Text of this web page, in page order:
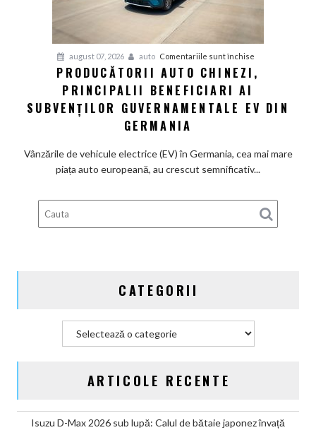
și
100%
august 07, 2026 auto Comentariile sunt închise
chinezi,
din
Germania
PRODUCĂTORII AUTO CHINEZI,
PRINCIPALII BENEFICIARI AI
SUBVENȚILOR GUVERNAMENTALE EV DIN
GERMANIA
Vânzările de vehicule electrice (EV) în Germania, cea mai mare
piața auto europeană, au crescut semnificativ...
CATEGORII
ARTICOLE RECENTE
Isuzu D-Max 2026 sub lupă: Calul de bătaie japonez învață